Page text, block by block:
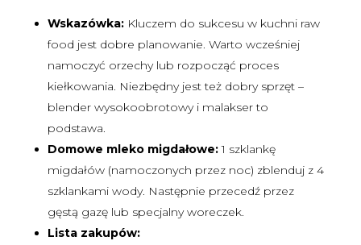
Wskazówka:Kluczem do sukcesu w kuchni raw
food jest dobre planowanie. Warto wcześniej
namoczyć orzechy lub rozpocząć proces
kiełkowania. Niezbędny jest też dobry sprzęt –
blender wysokoobrotowy i malakser to
podstawa.
Domowe mleko migdałowe:1 szklankę
migdałów (namoczonych przez noc) zblenduj z 4
szklankami wody. Następnie przecedź przez
gęstą gazę lub specjalny woreczek.
Lista zakupów: